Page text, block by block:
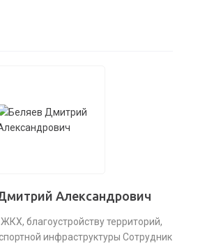
Александрович
благоустройству территорий,
инфраструктуры Сотрудник